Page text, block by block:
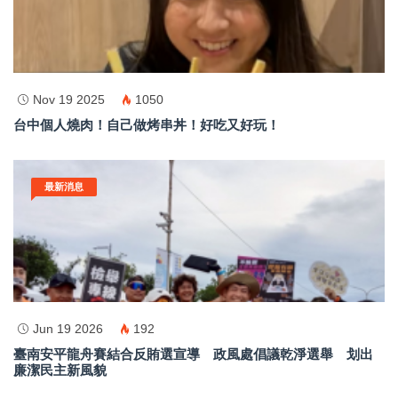
Nov 19 2025 1050
台中個人燒肉！自己做烤串丼！好吃又好玩！
最新消息
Jun 19 2026 192
臺南安平龍舟賽結合反賄選宣導 政風處倡議乾淨選舉 划出
廉潔民主新風貌
訂閱